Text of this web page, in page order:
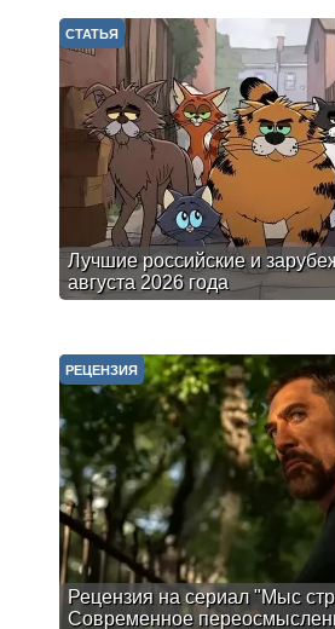
Лучшие российские и
августа 2026 года
СТАТЬЯ
Рецензия на сериал "Мыс
Современное
РЕЦЕНЗИЯ